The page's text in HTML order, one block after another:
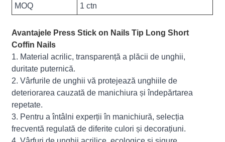
MOQ 1 ctn
Avantajele Press Stick on Nails Tip Long Short
Coffin Nails
1. Material acrilic, transparență a plăcii de unghii,
duritate puternică.
2. Vârfurile de unghii vă protejează unghiile de
deteriorarea cauzată de manichiura și îndepărtarea
repetate.
3. Pentru a întâlni experții în manichiură, selecția
frecventă regulată de diferite culori și decorațiuni.